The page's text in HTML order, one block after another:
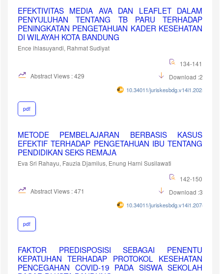
EFEKTIVITAS MEDIA AVA DAN LEAFLET DALAM
PENYULUHAN TENTANG TB PARU TERHADAP
PENINGKATAN PENGETAHUAN KADER KESEHATAN
DI WILAYAH KOTA BANDUNG
Ence ihlasuyandi, Rahmat Sudiyat
134-141
Abstract Views : 429
Download :296
10.34011/juriskesbdg.v14i1.2025
pdf
METODE PEMBELAJARAN BERBASIS KASUS
EFEKTIF TERHADAP PENGETAHUAN IBU TENTANG
PENDIDIKAN SEKS REMAJA
Eva Sri Rahayu, Fauzia Djamilus, Enung Harni Susilawati
142-150
Abstract Views : 471
Download :343
10.34011/juriskesbdg.v14i1.2074
pdf
FAKTOR PREDISPOSISI SEBAGAI PENENTU
KEPATUHAN TERHADAP PROTOKOL KESEHATAN
PENCEGAHAN COVID-19 PADA SISWA SEKOLAH